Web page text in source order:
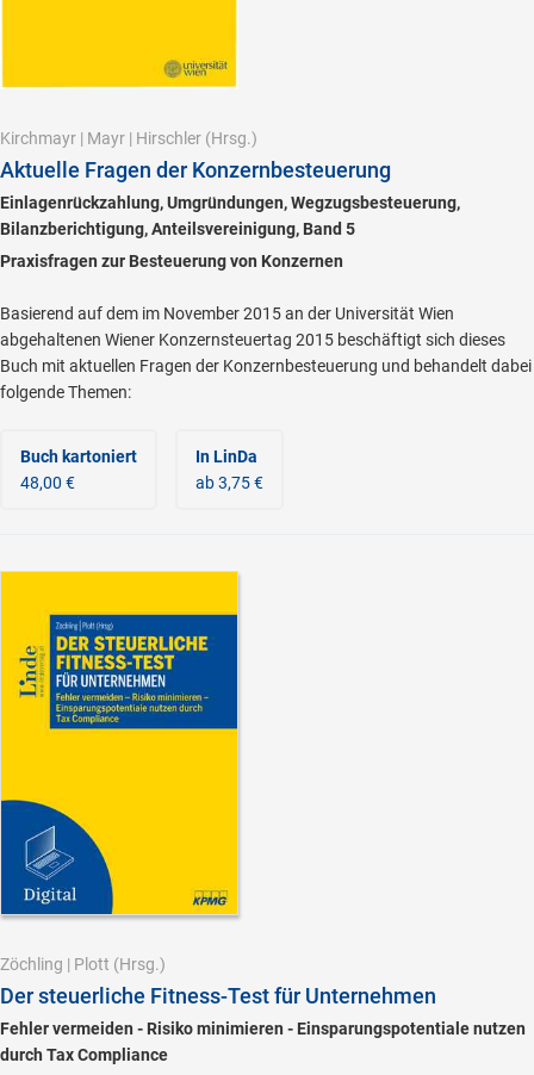
Kirchmayr | Mayr | Hirschler (Hrsg.)
Aktuelle Fragen der Konzernbesteuerung
Einlagenrückzahlung, Umgründungen, Wegzugsbesteuerung,
Bilanzberichtigung, Anteilsvereinigung, Band 5
Praxisfragen zur Besteuerung von Konzernen
Basierend auf dem im November 2015 an der Universität Wien
abgehaltenen Wiener Konzernsteuertag 2015 beschäftigt sich dieses
Buch mit aktuellen Fragen der Konzernbesteuerung und behandelt dabei
folgende Themen:
Buch kartoniert
48,00 €
In LinDa
ab 3,75 €
Zöchling | Plott (Hrsg.)
Der steuerliche Fitness-Test für Unternehmen
Fehler vermeiden - Risiko minimieren - Einsparungspotentiale nutzen
durch Tax Compliance